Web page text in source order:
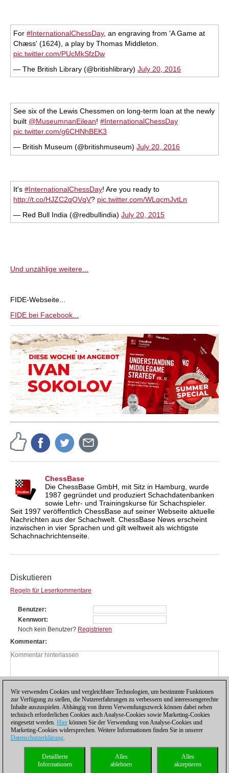
For#InternationalChessDay, an engraving from 'A Game at
Chæss' (1624), a play by Thomas Middleton.
pic.twitter.com/PUcMkSfzDw
— The British Library (@britishlibrary)July 20, 2016
See six of the Lewis Chessmen on long-term loan at the newly
built @MuseumnanEilean!#InternationalChessDay
pic.twitter.com/g6CHNhBEK3
— British Museum (@britishmuseum)July 20, 2016
It's#InternationalChessDay! Are you ready to
http://t.co/HJZC2qOVqV? pic.twitter.com/WLqcmJvtLn
— Red Bull India (@redbullindia)July 20, 2015
Und unzählige weitere...
FIDE-Webseite...
FIDE bei Facebook...
ChessBase
Die ChessBase GmbH, mit Sitz in Hamburg, wurde
1987 gegründet und produziert Schachdatenbanken
sowie Lehr- und Trainingskurse für Schachspieler.
Seit 1997 veröffentlich ChessBase auf seiner Webseite aktuelle
Nachrichten aus der Schachwelt. ChessBase News erscheint
inzwischen in vier Sprachen und gilt weltweit als wichtigste
Schachnachrichtenseite.
Diskutieren
Regeln für Leserkommentare
Benutzer
Kennwort
Noch kein Benutzer? Registrieren
Kommentar
Datenschutzhinweis| Kontakt| |Lizenzen
Compliance Hotline|
Wir verwenden Cookies und vergleichbare Technologien, um bestimmte Funktionen
zur Verfügung zu stellen, die Nutzererfahrungen zu verbessern und interessengerechte
Inhalte auszuspielen. Abhängig von ihrem Verwendungszweck können dabei neben
technisch erforderlichen Cookies auch Analyse-Cookies sowie Marketing-Cookies
eingesetzt werden. Hier können Sie der Verwendung von Analyse-Cookies und
Marketing-Cookies widersprechen. Weitere Informationen finden Sie in unserer
Datenschutzerklärung.
Alles
akzeptieren
Alles
ablehnen
Detaillierte
Informationen